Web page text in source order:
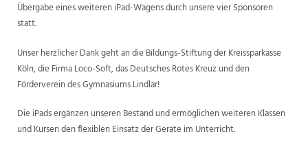
EHEMALIGE
KONZEPTE
FÖRDERUNG UND BERATUNG
UNTERRICHTSZEITEN
BUSVERBINDUNGEN
FORMULARE
ANSPRECHPARTNER
GRUNDSCHÜLER
FÖRDERVEREIN
KONTAKT
Übergabe eines weiteren iPad-Wagens durch unsere vier Sponsoren
statt.
Unser herzlicher Dank geht an die Bildungs-Stiftung der Kreissparkasse
Köln, die Firma Loco-Soft, das Deutsches Rotes Kreuz und den
Förderverein des Gymnasiums Lindlar!
Die iPads ergänzen unseren Bestand und ermöglichen weiteren Klassen
und Kursen den flexiblen Einsatz der Geräte im Unterricht.